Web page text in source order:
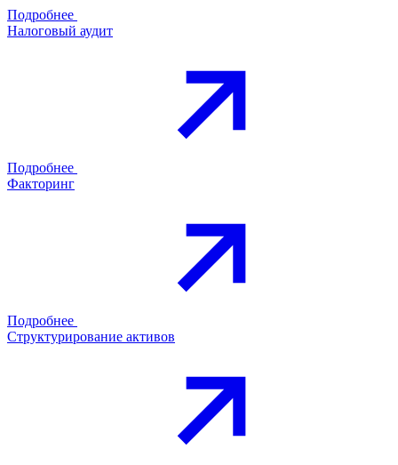
Подробнее
Налоговый аудит
Подробнее
Факторинг
Подробнее
Структурирование активов